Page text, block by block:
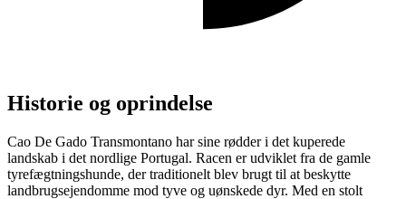
Historie og oprindelse
Cao De Gado Transmontano har sine rødder i det kuperede
landskab i det nordlige Portugal. Racen er udviklet fra de gamle
tyrefægtningshunde, der traditionelt blev brugt til at beskytte
landbrugsejendomme mod tyve og uønskede dyr. Med en stolt